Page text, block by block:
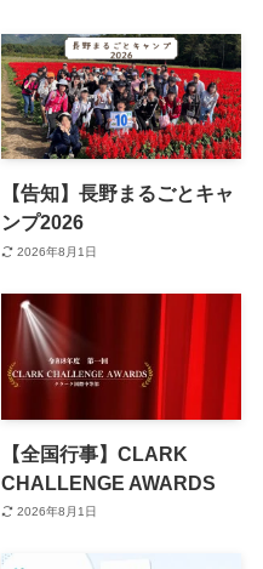
【告知】長野まるごとキャ
ンプ2026
2026年8月1日
【全国行事】CLARK
CHALLENGE AWARDS
2026年8月1日